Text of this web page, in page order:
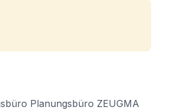
Planungsbüro ZEUGMA